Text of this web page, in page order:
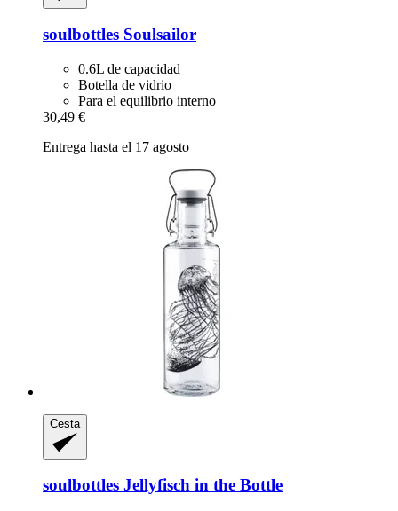
soulbottles Soulsailor
0.6L de capacidad
Botella de vidrio
Para el equilibrio interno
30,49 €
Entrega hasta el 17 agosto
Cesta
soulbottles Jellyfisch in the Bottle